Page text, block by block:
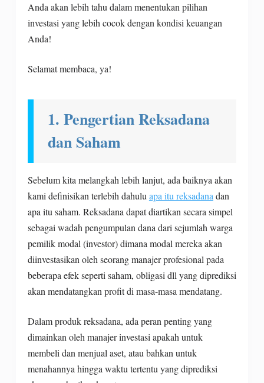
Anda akan lebih tahu dalam menentukan pilihan
investasi yang lebih cocok dengan kondisi keuangan
Anda!
Selamat membaca, ya!
1. Pengertian Reksadana
dan Saham
Sebelum kita melangkah lebih lanjut, ada baiknya akan
kami definisikan terlebih dahuluapa itu reksadanadan
apa itu saham. Reksadana dapat diartikan secara simpel
sebagai wadah pengumpulan dana dari sejumlah warga
pemilik modal (investor) dimana modal mereka akan
diinvestasikan oleh seorang manajer profesional pada
beberapa efek seperti saham, obligasi dll yang diprediksi
akan mendatangkan profit di masa-masa mendatang.
Dalam produk reksadana, ada peran penting yang
dimainkan oleh manajer investasi apakah untuk
membeli dan menjual aset, atau bahkan untuk
menahannya hingga waktu tertentu yang diprediksi